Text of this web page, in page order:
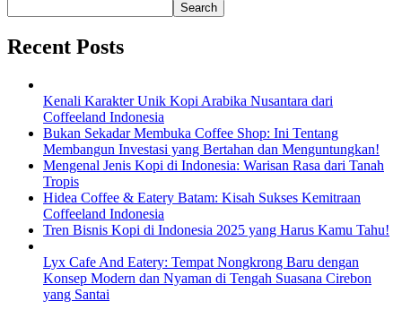
Search
Recent Posts
Kenali Karakter Unik Kopi Arabika Nusantara dari
Coffeeland Indonesia
Bukan Sekadar Membuka Coffee Shop: Ini Tentang
Membangun Investasi yang Bertahan dan Menguntungkan!
Mengenal Jenis Kopi di Indonesia: Warisan Rasa dari Tanah
Tropis
Hidea Coffee & Eatery Batam: Kisah Sukses Kemitraan
Coffeeland Indonesia
Tren Bisnis Kopi di Indonesia 2025 yang Harus Kamu Tahu!
Lyx Cafe And Eatery: Tempat Nongkrong Baru dengan
Konsep Modern dan Nyaman di Tengah Suasana Cirebon
yang Santai